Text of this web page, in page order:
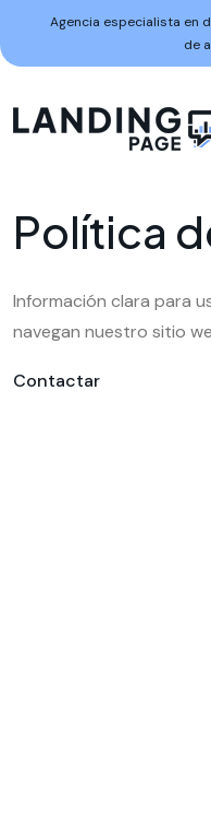
Agencia especialista en
de
Política d
Información clara para
navegan nuestro sitio
Contactar